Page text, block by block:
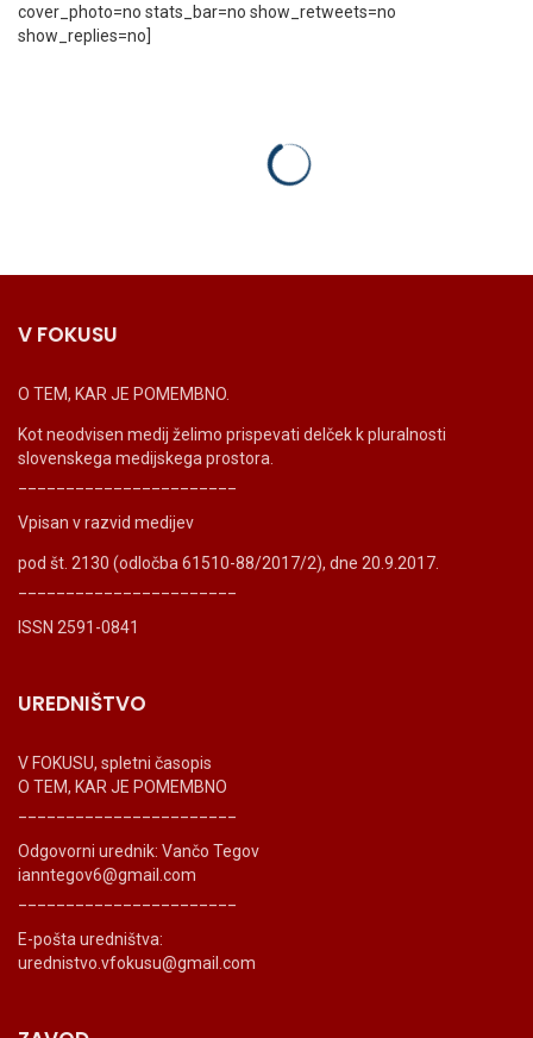
cover_photo=no stats_bar=no show_retweets=no
show_replies=no]
V FOKUSU
O TEM, KAR JE POMEMBNO.
Kot neodvisen medij želimo prispevati delček k pluralnosti
slovenskega medijskega prostora.
Vpisan v razvid medijev
pod št. 2130 (odločba 61510-88/2017/2), dne 20.9.2017.
ISSN 2591-0841
UREDNIŠTVO
V FOKUSU, spletni časopis
O TEM, KAR JE POMEMBNO
Odgovorni urednik: Vančo Tegov
ianntegov6@gmail.com
E-pošta uredništva:
urednistvo.vfokusu@gmail.com